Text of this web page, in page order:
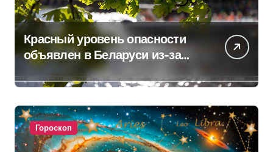
Красный уровень опасности
объявлен в Беларуси из-за
жары
Гороскоп